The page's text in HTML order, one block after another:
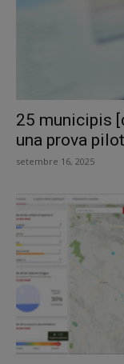
25 municipis
una prova
setembre 16, 2025